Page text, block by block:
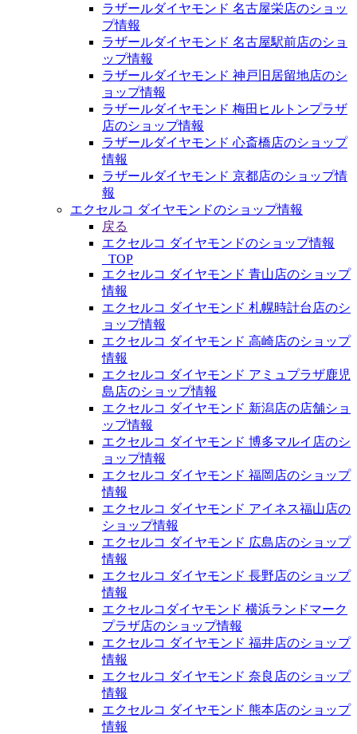
ラザールダイヤモンド 名古屋栄店のショッ
プ情報
ラザールダイヤモンド 名古屋駅前店のショ
ップ情報
ラザールダイヤモンド 神戸旧居留地店のシ
ョップ情報
ラザールダイヤモンド 梅田ヒルトンプラザ
店のショップ情報
ラザールダイヤモンド 心斎橋店のショップ
情報
ラザールダイヤモンド 京都店のショップ情
報
エクセルコ ダイヤモンドのショップ情報
戻る
エクセルコ ダイヤモンドのショップ情報
_TOP
エクセルコ ダイヤモンド 青山店のショップ
情報
エクセルコ ダイヤモンド 札幌時計台店のシ
ョップ情報
エクセルコ ダイヤモンド 高崎店のショップ
情報
エクセルコ ダイヤモンド アミュプラザ鹿児
島店のショップ情報
エクセルコ ダイヤモンド 新潟店の店舗ショ
ップ情報
エクセルコ ダイヤモンド 博多マルイ店のシ
ョップ情報
エクセルコ ダイヤモンド 福岡店のショップ
情報
エクセルコ ダイヤモンド アイネス福山店の
ショップ情報
エクセルコ ダイヤモンド 広島店のショップ
情報
エクセルコ ダイヤモンド 長野店のショップ
情報
エクセルコダイヤモンド 横浜ランドマーク
プラザ店のショップ情報
エクセルコ ダイヤモンド 福井店のショップ
情報
エクセルコ ダイヤモンド 奈良店のショップ
情報
エクセルコ ダイヤモンド 熊本店のショップ
情報